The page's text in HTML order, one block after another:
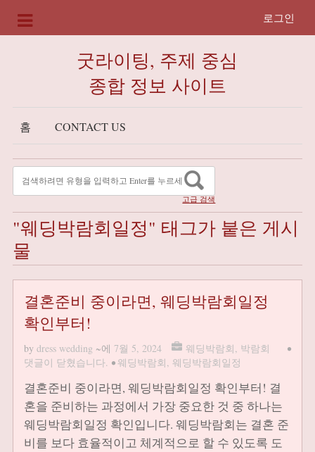
로그인
굿라이팅, 주제 중심
종합 정보 사이트
홈 CONTACT US
고급 검색
"웨딩박람회일정" 태그가 붙은 게시
물
결혼준비 중이라면, 웨딩박람회일정
확인부터!
by dress wedding ~에 7월 5, 2024 웨딩박람회, 박람회
•
댓글이 닫혔습니다. •웨딩박람회, 웨딩박람회일정
결혼준비 중이라면, 웨딩박람회일정 확인부터! 결
혼을 준비하는 과정에서 가장 중요한 것 중 하나는
웨딩박람회일정 확인입니다. 웨딩박람회는 결혼 준
비를 보다 효율적이고 체계적으로 할 수 있도록 도